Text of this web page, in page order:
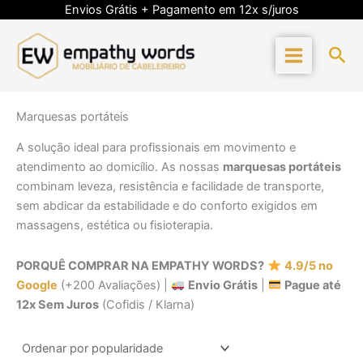
Envios Grátis + Pagamento em 12x s/juros
content
Marquesas portáteis
A solução ideal para profissionais em movimento e
atendimento ao domicílio. As nossas marquesas portáteis
combinam leveza, resistência e facilidade de transporte,
sem abdicar da estabilidade e do conforto exigidos em
massagens, estética ou fisioterapia.
PORQUÊ COMPRAR NA EMPATHY WORDS?
4.9/5 no
Google (+200 Avaliações) | Envio Grátis|
Pague até
12x Sem Juros (Cofidis / Klarna)